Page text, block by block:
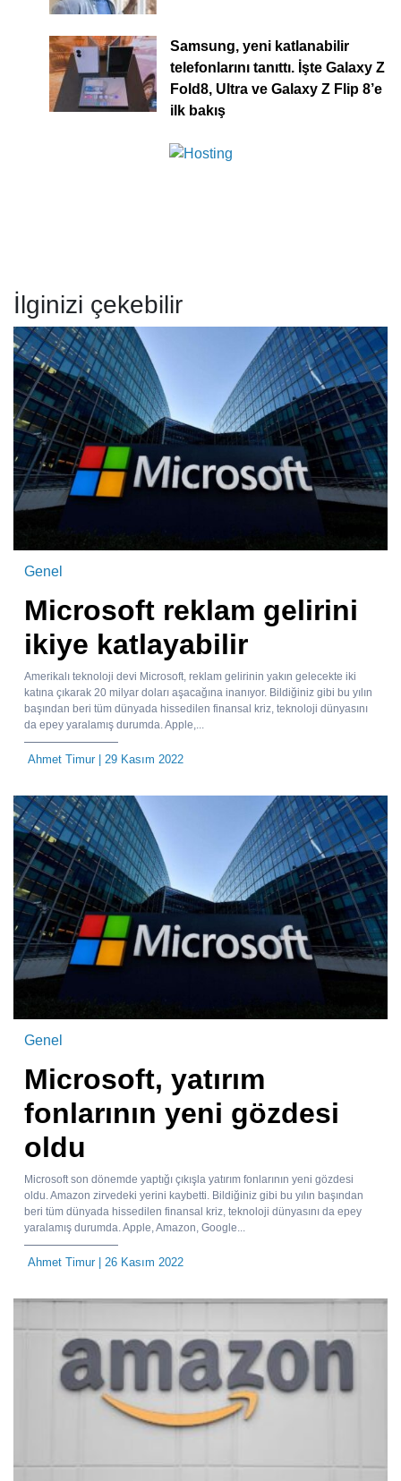
Samsung, yeni katlanabilir
telefonlarını tanıttı. İşte Galaxy Z
Fold8, Ultra ve Galaxy Z Flip 8’e
ilk bakış
İlginizi çekebilir
Genel
Microsoft reklam gelirini
ikiye katlayabilir
Amerikalı teknoloji devi Microsoft, reklam gelirinin yakın gelecekte iki
katına çıkarak 20 milyar doları aşacağına inanıyor. Bildiğiniz gibi bu yılın
başından beri tüm dünyada hissedilen finansal kriz, teknoloji dünyasını
da epey yaralamış durumda. Apple,...
Ahmet Timur| 29 Kasım 2022
Genel
Microsoft, yatırım
fonlarının yeni gözdesi
oldu
Microsoft son dönemde yaptığı çıkışla yatırım fonlarının yeni gözdesi
oldu. Amazon zirvedeki yerini kaybetti. Bildiğiniz gibi bu yılın başından
beri tüm dünyada hissedilen finansal kriz, teknoloji dünyasını da epey
yaralamış durumda. Apple, Amazon, Google...
Ahmet Timur| 26 Kasım 2022